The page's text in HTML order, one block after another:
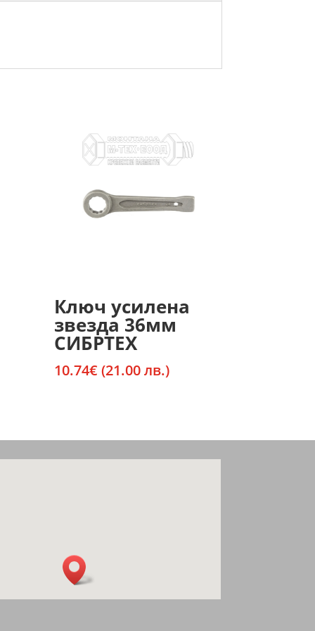
Ключ усилена
звезда 36мм
СИБРТЕХ
10.74€ (21.00 лв.)